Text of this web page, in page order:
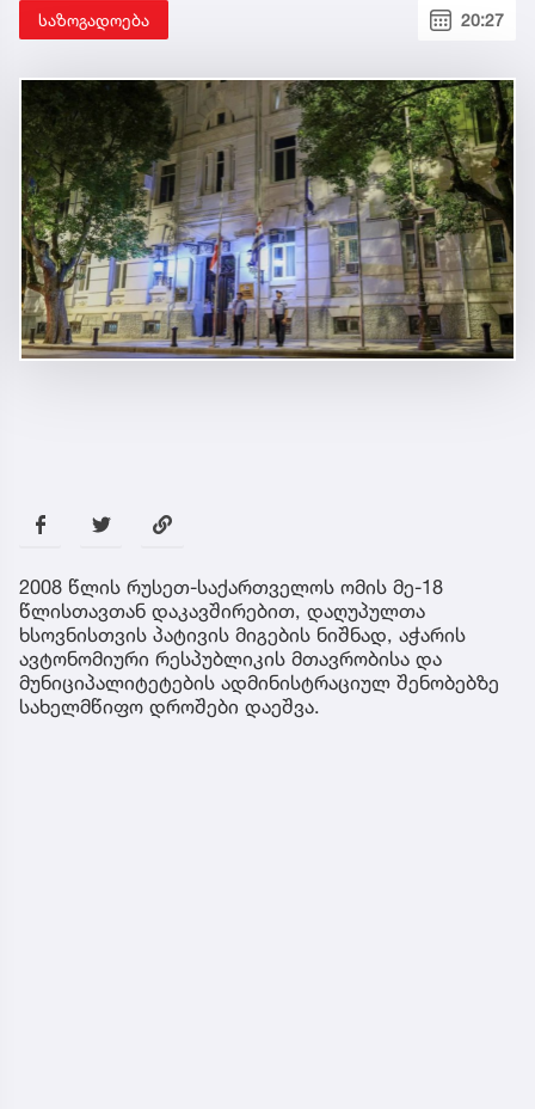
საზოგადოება 20:27
2008 წლის რუსეთ-საქართველოს ომის მე-18
წლისთავთან დაკავშირებით, დაღუპულთა
ხსოვნისთვის პატივის მიგების ნიშნად, აჭარის
ავტონომიური რესპუბლიკის მთავრობისა და
მუნიციპალიტეტების ადმინისტრაციულ შენობებზე
სახელმწიფო დროშები დაეშვა.